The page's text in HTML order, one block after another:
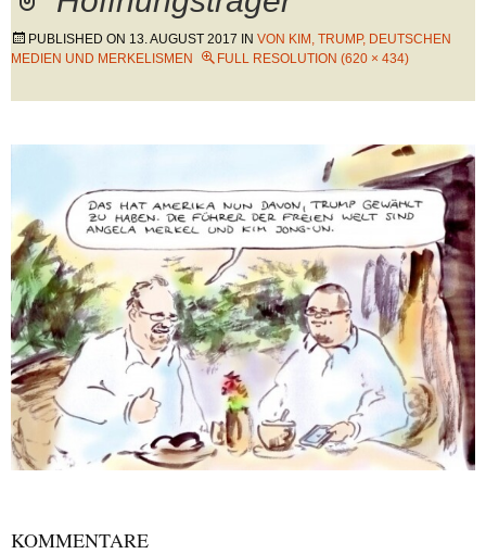
PUBLISHED ON 13. AUGUST 2017 IN VON KIM, TRUMP, DEUTSCHEN
MEDIEN UND MERKELISMEN
FULL RESOLUTION (620 × 434)
KOMMENTARE